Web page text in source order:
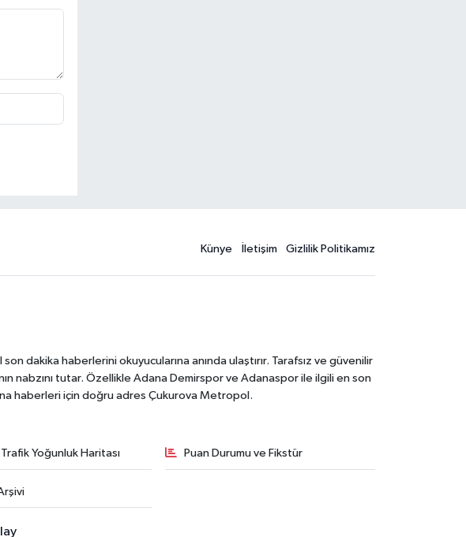
Künye İletişim Gizlilik Politikamız
dakika haberlerini okuyucularına anında ulaştırır. Tarafsız ve güvenilir
nabzını tutar. Özellikle Adana Demirspor ve Adanaspor ile ilgili en son
haberleri için doğru adres Çukurova Metropol.
Yoğunluk Haritası Puan Durumu ve Fikstür